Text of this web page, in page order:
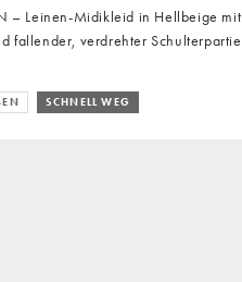
– Leinen-Midikleid in Hellbeige mit
fallender, verdrehter Schulterpartie
SCHNELL WEG